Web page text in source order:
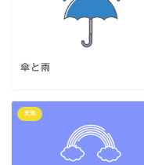
傘と雨
天気